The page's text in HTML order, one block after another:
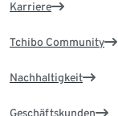
Karriere
Tchibo Community
Nachhaltigkeit
Geschäftskunden